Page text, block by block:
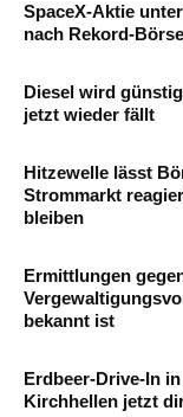
SpaceX-Aktie
nach Rekord-
Diesel wird
jetzt wieder fällt
Hitzewelle lässt
Strommarkt
bleiben
Ermittlungen
bekannt ist
Erdbeer-Drive-In
Kirchhellen jetzt